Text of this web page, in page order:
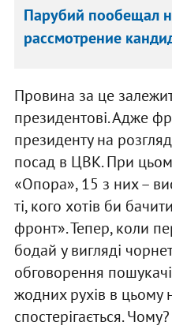
Парубий пообещал
рассмотрение
Провина за це
президентові. Адже
президенту на
посад в ЦВК. При
«Опора», 15 з них –
ті, кого хотів би
фронт». Тепер, коли
бодай у вигляді
обговорення
жодних рухів в цьому
спостерігається. Чому?